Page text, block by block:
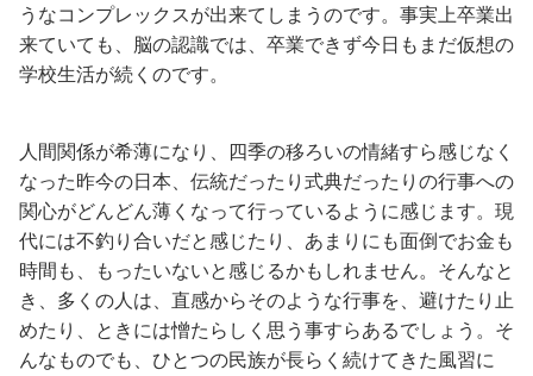
うなコンプレックスが出来てしまうのです。事実上卒業出
来ていても、脳の認識では、卒業できず今日もまだ仮想の
学校生活が続くのです。
人間関係が希薄になり、四季の移ろいの情緒すら感じなく
なった昨今の日本、伝統だったり式典だったりの行事への
関心がどんどん薄くなって行っているように感じます。現
代には不釣り合いだと感じたり、あまりにも面倒でお金も
時間も、もったいないと感じるかもしれません。そんなと
き、多くの人は、直感からそのような行事を、避けたり止
めたり、ときには憎たらしく思う事すらあるでしょう。そ
んなものでも、ひとつの民族が長らく続けてきた風習に